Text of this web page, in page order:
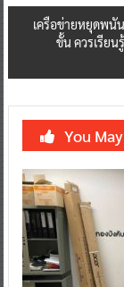
เครือข่ายหยุดพนั
ขั้น ควรเรียน
You